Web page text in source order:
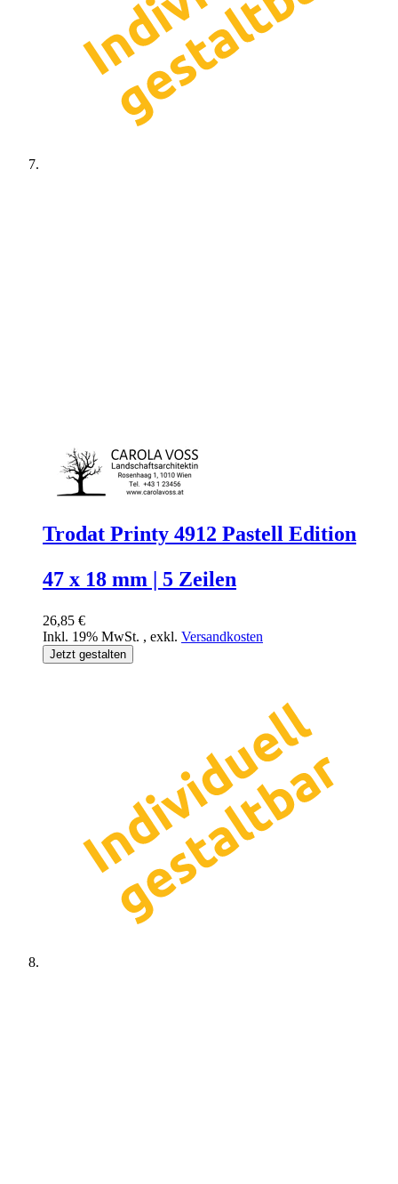
Trodat Printy 4912 Pastell Edition
47 x 18 mm | 5 Zeilen
26,85 €
Inkl. 19% MwSt. , exkl. Versandkosten
Jetzt gestalten